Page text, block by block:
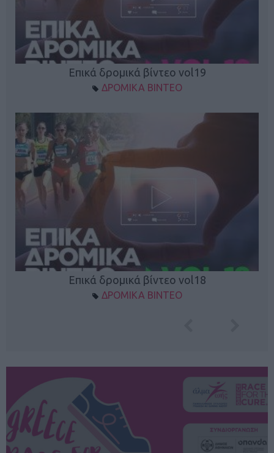
Επικά δρομικά βίντεο vol19
ΔΡΟΜΙΚΑ ΒΙΝΤΕΟ
Επικά δρομικά βίντεο vol18
ΔΡΟΜΙΚΑ ΒΙΝΤΕΟ